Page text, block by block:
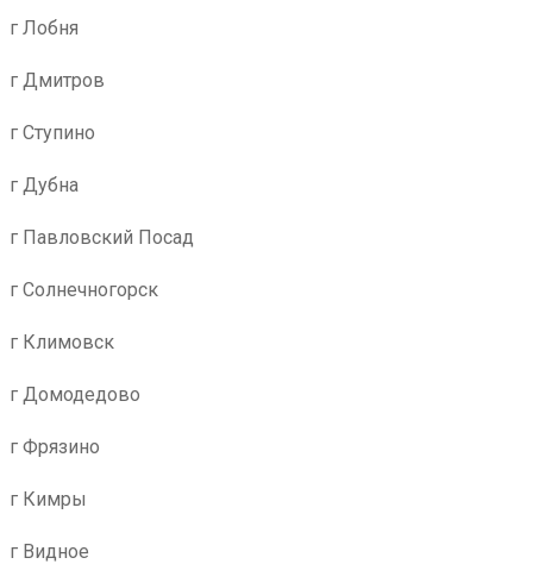
г Лобня
г Дмитров
г Ступино
г Дубна
г Павловский Посад
г Солнечногорск
г Климовск
г Домодедово
г Фрязино
г Кимры
г Видное